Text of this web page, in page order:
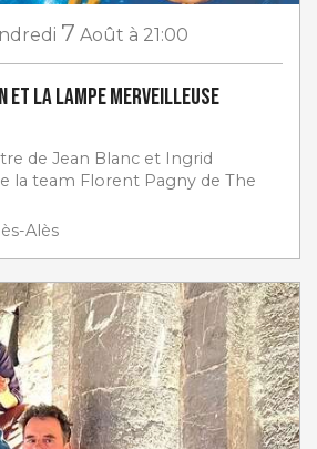
7 Août à 21:00
et la lampe merveilleuse
de Jean Blanc et Ingrid
la team Florent Pagny de The
Alès